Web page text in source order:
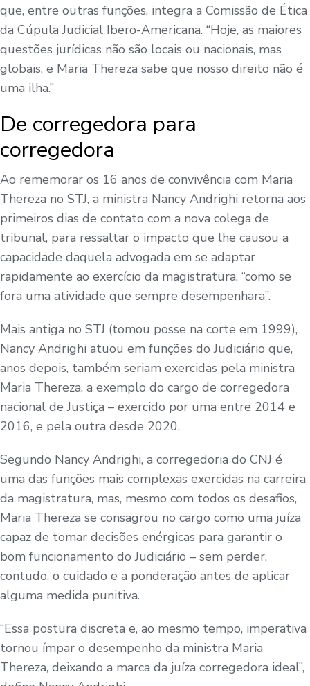
que, entre outras funções, integra a Comissão de Ética
da Cúpula Judicial Ibero-Americana. “Hoje, as maiores
questões jurídicas não são locais ou nacionais, mas
globais, e Maria Thereza sabe que nosso direito não é
uma ilha.”
De corregedora para
corregedora
Ao rememorar os 16 anos de convivência com Maria
Thereza no STJ, a ministra Nancy Andrighi retorna aos
primeiros dias de contato com a nova colega de
tribunal, para ressaltar o impacto que lhe causou a
capacidade daquela advogada em se adaptar
rapidamente ao exercício da magistratura, “como se
fora uma atividade que sempre desempenhara”.
Mais antiga no STJ (tomou posse na corte em 1999),
Nancy Andrighi atuou em funções do Judiciário que,
anos depois, também seriam exercidas pela ministra
Maria Thereza, a exemplo do cargo de corregedora
nacional de Justiça – exercido por uma entre 2014 e
2016, e pela outra desde 2020.
Segundo Nancy Andrighi, a corregedoria do CNJ é
uma das funções mais complexas exercidas na carreira
da magistratura, mas, mesmo com todos os desafios,
Maria Thereza se consagrou no cargo como uma juíza
capaz de tomar decisões enérgicas para garantir o
bom funcionamento do Judiciário – sem perder,
contudo, o cuidado e a ponderação antes de aplicar
alguma medida punitiva.
“Essa postura discreta e, ao mesmo tempo, imperativa
tornou ímpar o desempenho da ministra Maria
Thereza, deixando a marca da juíza corregedora ideal”,